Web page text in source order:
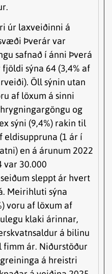
úr laxveiðinni á
Þverár var
safnað í ánni Þverá
fjöldi sýna 64 (3,4% af
Öll sýnin utan
af löxum á sinni
og
sýni (9,4%) rakin til
eldisuppruna (1 ár í
en á árunum 2022
var 30.000
sleppt ár hvert
Meirihluti sýna
voru af löxum af
klaki árinnar,
á bilinu
fimm ár. Niðurstöður
á hreistri